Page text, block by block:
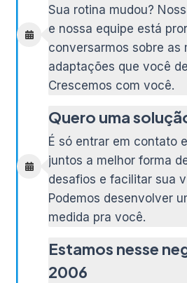
Sua rotina mudou?
e nossa equipe está
conversarmos sobre as
adaptações que você
Crescemos com você.
Quero uma
É só entrar em contato
juntos a melhor forma
desafios e facilitar sua
Podemos desenvolver
medida pra você.
Estamos nesse
2006